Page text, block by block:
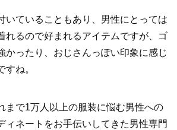
いていることもあり、男性にとっては
れるので好まれるアイテムですが、ゴ
かったり、おじさんっぽい印象に感じ
すね。
まで1万人以上の服装に悩む男性への
ィネートをお手伝いしてきた男性専門